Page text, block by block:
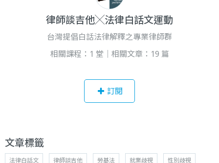
律師談吉他╳法律白話文運動
台灣提倡白話法律解釋之專業律師群
相關課程：1 堂｜相關文章：19 篇
訂閱
文章標籤
法律白話文 律師談吉他 勞基法 就業歧視 性別歧視